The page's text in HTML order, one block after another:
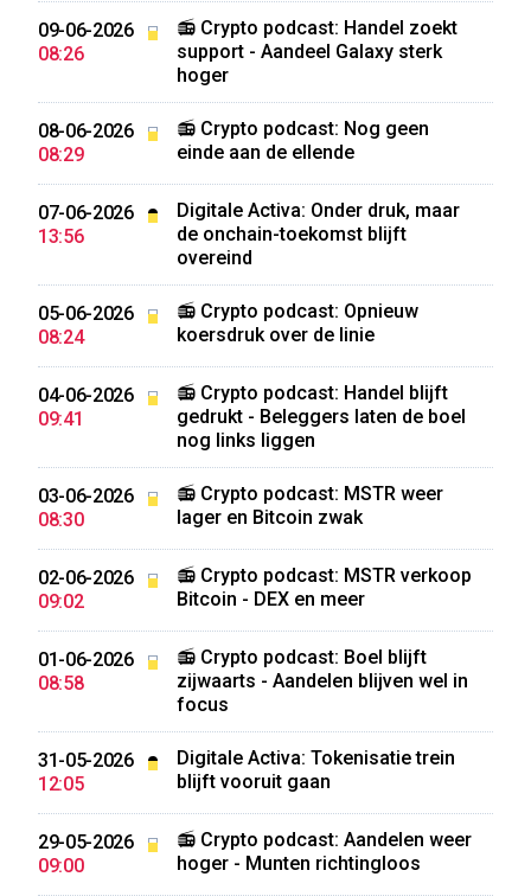
09-06-2026
08:26
📻 Crypto podcast: Handel zoekt
support - Aandeel Galaxy sterk
hoger
08-06-2026
08:29
📻 Crypto podcast: Nog geen
einde aan de ellende
07-06-2026
13:56
Digitale Activa: Onder druk, maar
de onchain-toekomst blijft
overeind
05-06-2026
08:24
📻 Crypto podcast: Opnieuw
koersdruk over de linie
04-06-2026
09:41
📻 Crypto podcast: Handel blijft
gedrukt - Beleggers laten de boel
nog links liggen
03-06-2026
08:30
📻 Crypto podcast: MSTR weer
lager en Bitcoin zwak
02-06-2026
09:02
📻 Crypto podcast: MSTR verkoop
Bitcoin - DEX en meer
01-06-2026
08:58
📻 Crypto podcast: Boel blijft
zijwaarts - Aandelen blijven wel in
focus
31-05-2026
12:05
Digitale Activa: Tokenisatie trein
blijft vooruit gaan
29-05-2026
09:00
📻 Crypto podcast: Aandelen weer
hoger - Munten richtingloos